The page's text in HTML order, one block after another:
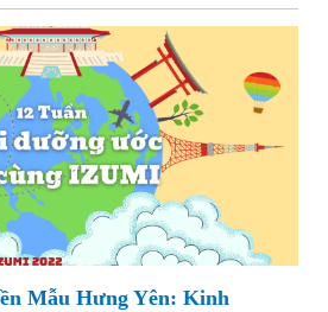
Mẫu Hưng Yên: Kinh